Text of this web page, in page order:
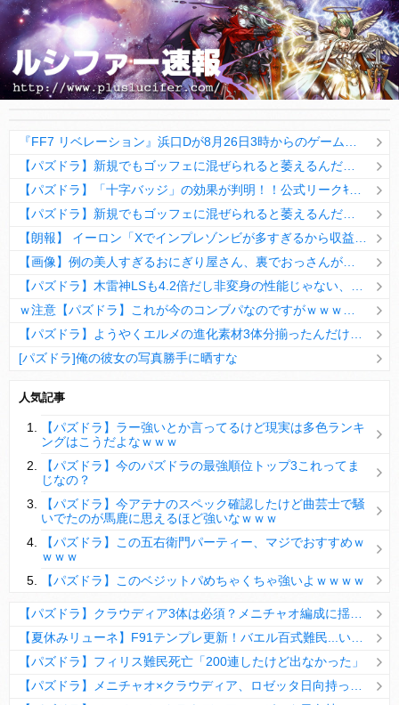
[パズドラ]俺の彼女の写真勝手に晒すな
【パズドラ】陣とか覚醒大小の方がええやろか？
ＤｅＮＡ山崎憲晴 左膝靭帯の手術を無事に終了
Powered by livedoor 相互RSS
人気記事
【パズドラ】ラー強いとか言ってるけど現実は多色ランキ
ングはこうだよなｗｗｗ
【パズドラ】今のパズドラの最強順位トップ3これってま
じなの？
【パズドラ】今アテナのスペック確認したけど曲芸士で騒
いでたのが馬鹿に思えるほど強いなｗｗｗ
【パズドラ】この五右衛門パーティー、マジでおすすめｗ
ｗｗｗ
【パズドラ】このベジットパめちゃくちゃ強いよｗｗｗｗ
【パズドラ】フィリス難民死亡「200連したけど出なかった」